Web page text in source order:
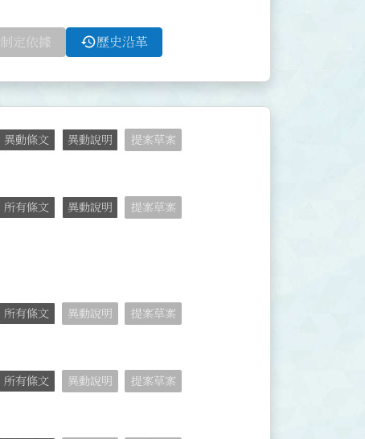
制定依據 history歷史沿革
異動條文 異動說明 提案草案
所有條文 異動說明 提案草案
所有條文 異動說明 提案草案
所有條文 異動說明 提案草案